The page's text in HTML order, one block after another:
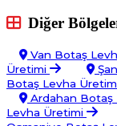
Diğer
Van Botaş
Üretimi
Botaş Levha
Ardahan Botaş
Levha Üretimi